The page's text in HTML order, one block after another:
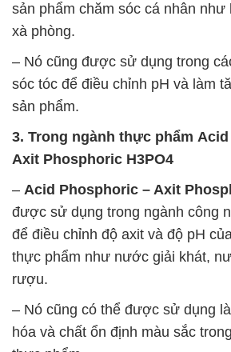
sản phẩm chăm sóc cá nhân như
xà phòng.
– Nó cũng được sử dụng trong
sóc tóc để điều chỉnh pH và làm
sản phẩm.
3. Trong ngành thực phẩm
Axit Phosphoric H3PO4
– Acid Phosphoric – Axit
được sử dụng trong ngành công
để điều chỉnh độ axit và độ pH
thực phẩm như nước giải khát,
rượu.
– Nó cũng có thể được sử dụng
hóa và chất ổn định màu sắc